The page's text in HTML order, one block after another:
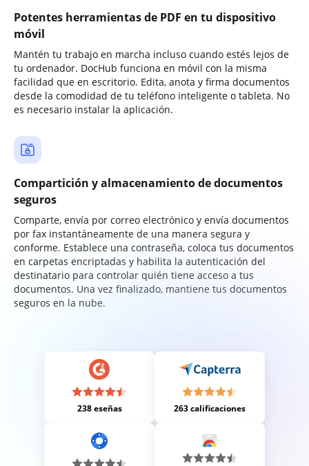
Potentes herramientas de PDF en tu dispositivo
móvil
Mantén tu trabajo en marcha incluso cuando estés lejos de
tu ordenador. DocHub funciona en móvil con la misma
facilidad que en escritorio. Edita, anota y firma documentos
desde la comodidad de tu teléfono inteligente o tableta. No
es necesario instalar la aplicación.
Compartición y almacenamiento de documentos
seguros
Comparte, envía por correo electrónico y envía documentos
por fax instantáneamente de una manera segura y
conforme. Establece una contraseña, coloca tus documentos
en carpetas encriptadas y habilita la autenticación del
destinatario para controlar quién tiene acceso a tus
documentos. Una vez finalizado, mantiene tus documentos
seguros en la nube.
238 eseñas 263 calificaciones